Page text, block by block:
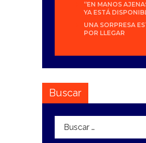
“EN MANOS
YA ESTÁ
UNA SORPRESA
POR LLEGAR
Buscar
Buscar: